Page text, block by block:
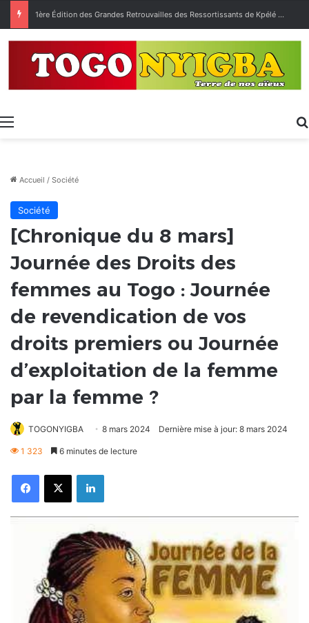
1ère Édition des Grandes Retrouvailles des Ressortissants de Kpélé Govié Apégamé / Sokpé
Menu
Accueil / Société
Société
[Chronique du 8 mars]
Journée des Droits des
femmes au Togo : Journée
de revendication de vos
droits premiers ou Journée
d’exploitation de la femme
par la femme ?
TOGONYIGBA 8 mars 2024 Dernière mise à jour: 8 mars 2024
1 323 6 minutes de lecture
FacebookX Linkedin